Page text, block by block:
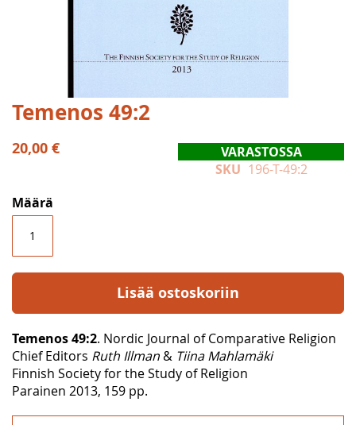
Skip
to
the
beginning
images
gallery
Temenos 49:2
20,00 €
VARASTOSSA
SKU 196-T-49:2
Määrä
Lisää ostoskoriin
Temenos 49:2. Nordic Journal of Comparative Religion
Chief Editors Ruth Illman & Tiina Mahlamäki
Finnish Society for the Study of Religion
Parainen 2013, 159 pp.